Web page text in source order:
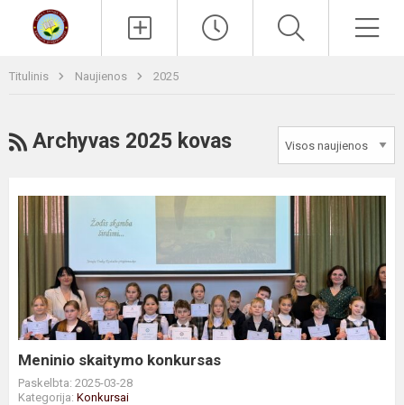
Titulinis Naujienos 2025
RSS
Archyvas 2025 kovas
Meninio
skaitymo
konkursas
Meninio skaitymo konkursas
Paskelbta: 2025-03-28
Kategorija: Konkursai